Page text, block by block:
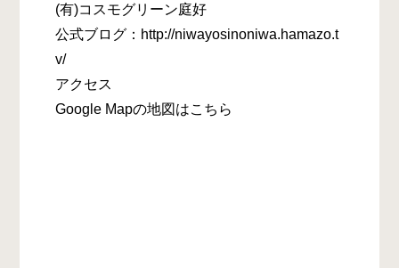
(有)コスモグリーン庭好
公式ブログ：http://niwayosinoniwa.hamazo.t
v/
アクセス
Google Mapの地図はこちら